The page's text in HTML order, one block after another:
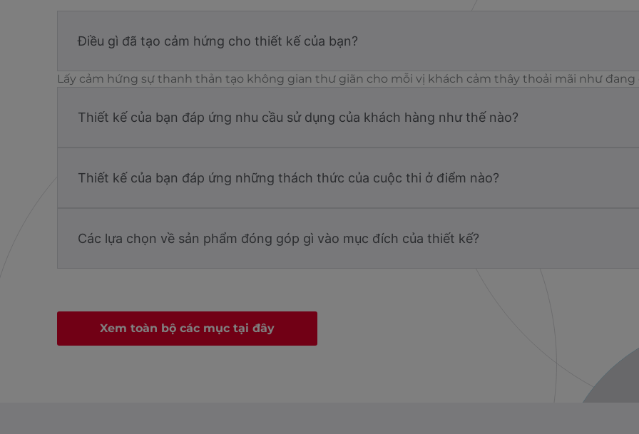
Điều gì đã tạo cảm hứng cho thiết kế của bạn?
Lấy cảm hứng sự thanh thản tạo không gian thư giãn cho mỗi vị khách cảm thây thoải mãi như đang
Thiết kế của bạn đáp ứng nhu cầu sử dụng của khách hàng như thế nào?
Thiết kế của bạn đáp ứng những thách thức của cuộc thi ở điểm nào?
Các lựa chọn về sản phẩm đóng góp gì vào mục đích của thiết kế?
Xem toàn bộ các mục tại đây